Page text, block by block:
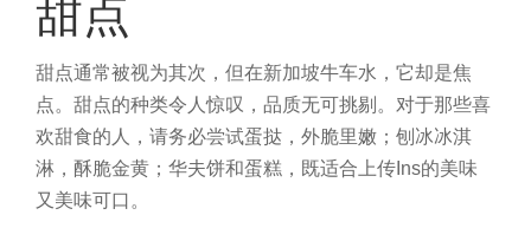
甜点
甜点通常被视为其次，但在新加坡牛车水，它却是焦
点。甜点的种类令人惊叹，品质无可挑剔。对于那些喜
欢甜食的人，请务必尝试蛋挞，外脆里嫩；刨冰冰淇
淋，酥脆金黄；华夫饼和蛋糕，既适合上传Ins的美味
又美味可口。